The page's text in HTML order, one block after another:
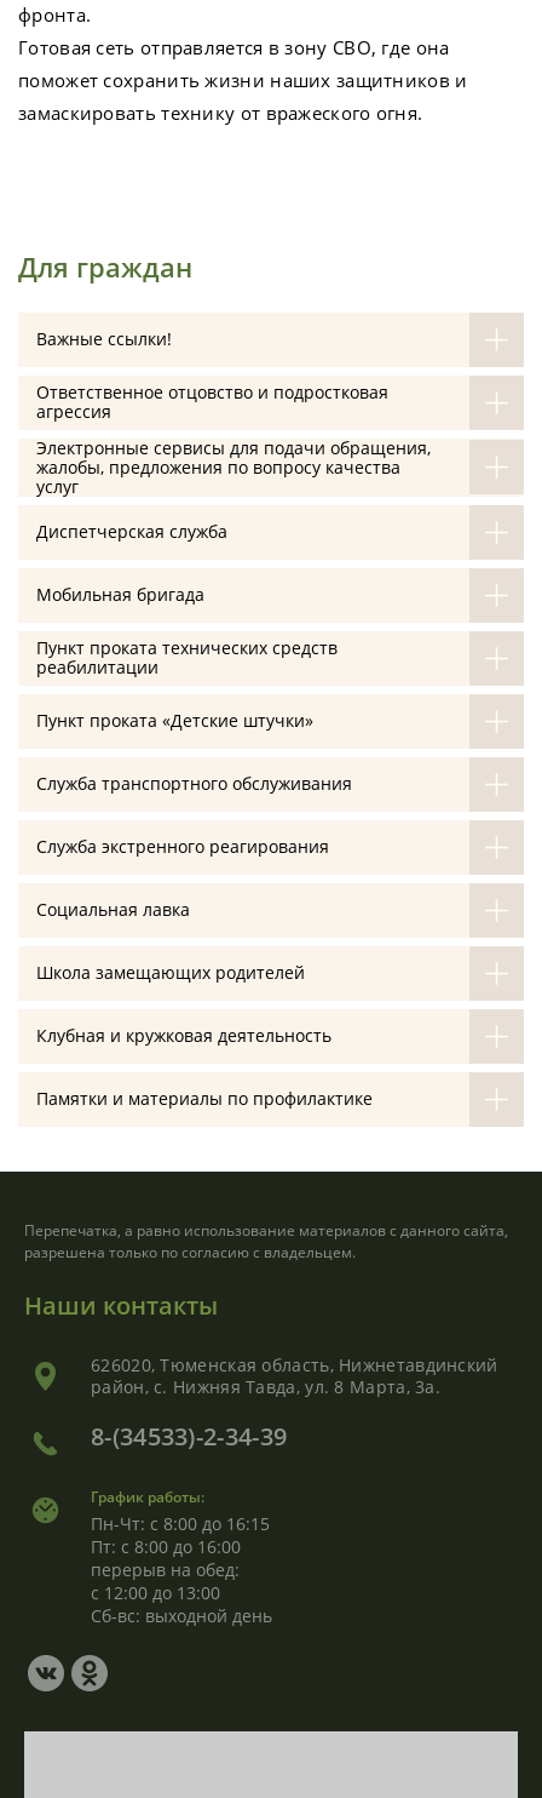
фронта.
Готовая сеть отправляется в зону СВО, где она
поможет сохранить жизни наших защитников и
замаскировать технику от вражеского огня.
Для граждан
Важные ссылки!
Ответственное отцовство и подростковая
агрессия
Электронные сервисы для подачи обращения,
жалобы, предложения по вопросу качества
услуг
Диспетчерская служба
Мобильная бригада
Пункт проката технических средств
реабилитации
Пункт проката «Детские штучки»
Служба транспортного обслуживания
Служба экстренного реагирования
Социальная лавка
Школа замещающих родителей
Клубная и кружковая деятельность
Памятки и материалы по профилактике
Перепечатка, а равно использование материалов с данного сайта,
разрешена только по согласию с владельцем.
Наши контакты
626020, Тюменская область, Нижнетавдинский
район, с. Нижняя Тавда, ул. 8 Марта, 3а.
8-(34533)-2-34-39
График работы:
Пн-Чт: с 8:00 до 16:15
Пт: с 8:00 до 16:00
перерыв на обед:
с 12:00 до 13:00
Сб-вс: выходной день